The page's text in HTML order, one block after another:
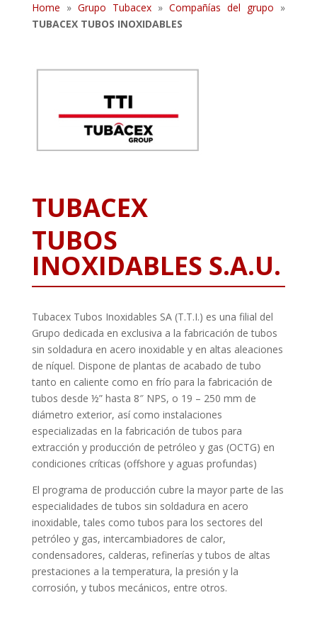
Home » Grupo Tubacex»Compañías del grupo »
TUBACEX TUBOS INOXIDABLES
TUBACEX
TUBOS
INOXIDABLES S.A.U.
Tubacex Tubos Inoxidables SA (T.T.I.) es una filial del
Grupo dedicada en exclusiva a la fabricación de tubos
sin soldadura en acero inoxidable y en altas aleaciones
de níquel. Dispone de plantas de acabado de tubo
tanto en caliente como en frío para la fabricación de
tubos desde ½” hasta 8″ NPS, o 19 – 250 mm de
diámetro exterior, así como instalaciones
especializadas en la fabricación de tubos para
extracción y producción de petróleo y gas (OCTG) en
condiciones críticas (offshore y aguas profundas)
El programa de producción cubre la mayor parte de las
especialidades de tubos sin soldadura en acero
inoxidable, tales como tubos para los sectores del
petróleo y gas, intercambiadores de calor,
condensadores, calderas, refinerías y tubos de altas
prestaciones a la temperatura, la presión y la
corrosión, y tubos mecánicos, entre otros.